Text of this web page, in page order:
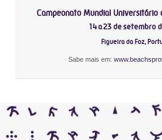
Campeonato Mundial Universitário
14 a 23 de setembro
Figueira da Foz,
Sabe mais em: